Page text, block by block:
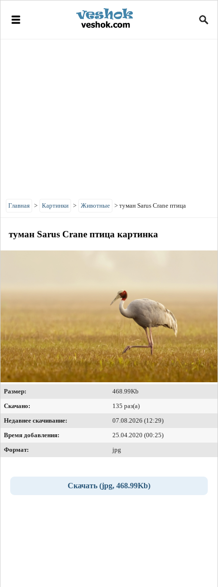
Главная > Картинки > Животные > туман Sarus Crane птица
туман Sarus Crane птица картинка
Размер:
468.99Kb
Скачано:
135 раз(а)
Недавнее скачивание:
07.08.2026 (12:29)
Время добавления:
25.04.2020 (00:25)
Формат:
jpg
Скачать (jpg, 468.99Kb)